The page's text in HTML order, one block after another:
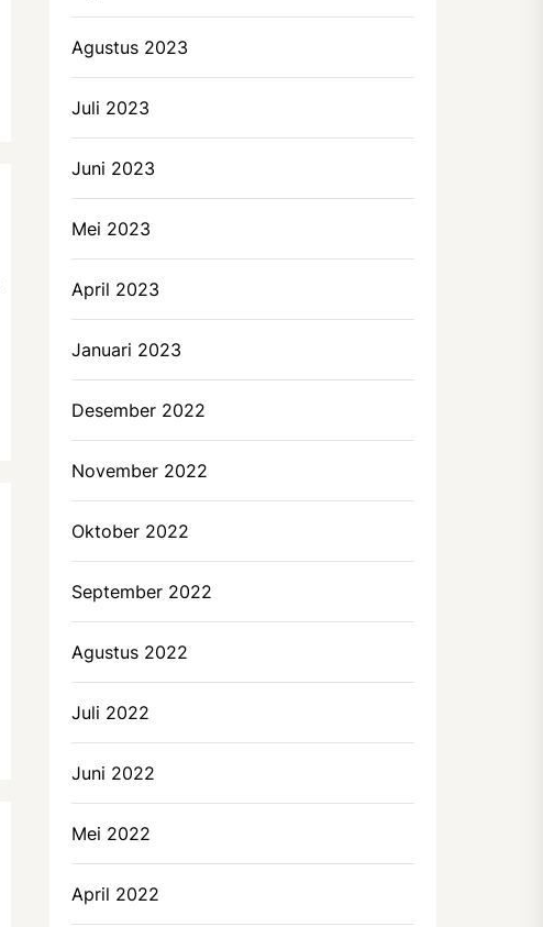
Agustus 2023
Juli 2023
Juni 2023
Mei 2023
April 2023
Januari 2023
Desember 2022
November 2022
Oktober 2022
September 2022
Agustus 2022
Juli 2022
Juni 2022
Mei 2022
April 2022